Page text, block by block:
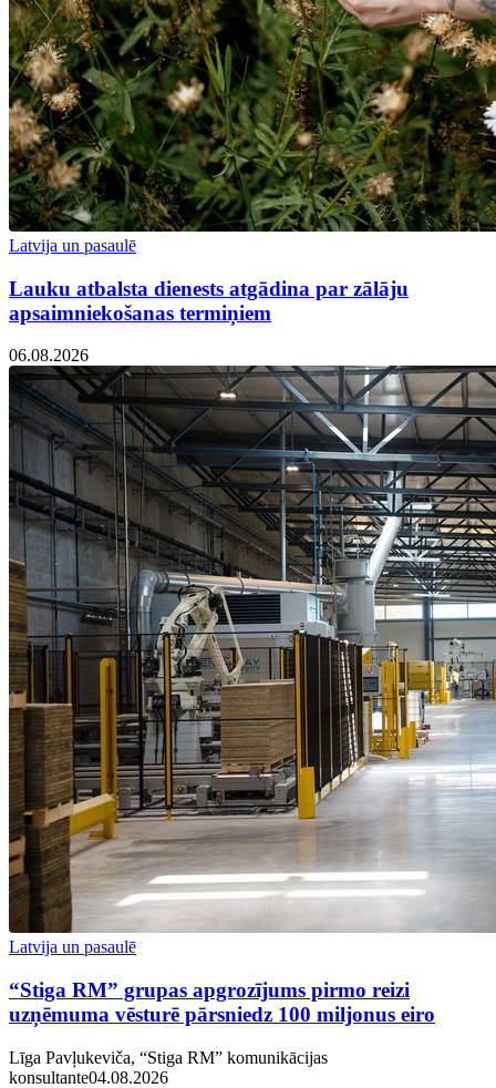
Latvija un pasaulē
Lauku atbalsta dienests atgādina par zālāju
apsaimniekošanas termiņiem
06.08.2026
Latvija un pasaulē
“Stiga RM” grupas apgrozījums pirmo reizi
uzņēmuma vēsturē pārsniedz 100 miljonus eiro
Līga Pavļukeviča, “Stiga RM” komunikācijas
konsultante04.08.2026